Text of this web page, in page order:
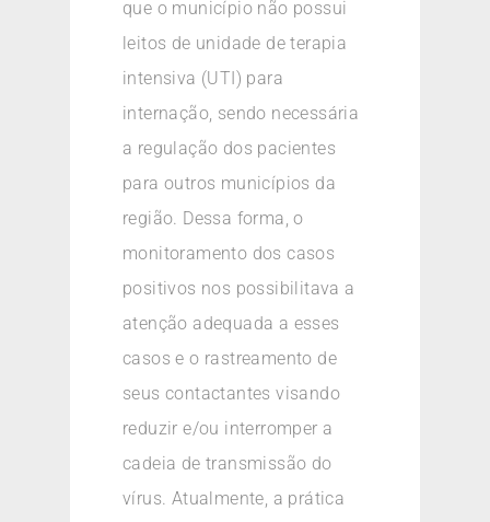
que o município não possui
leitos de unidade de terapia
intensiva (UTI) para
internação, sendo necessária
a regulação dos pacientes
para outros municípios da
região. Dessa forma, o
monitoramento dos casos
positivos nos possibilitava a
atenção adequada a esses
casos e o rastreamento de
seus contactantes visando
reduzir e/ou interromper a
cadeia de transmissão do
vírus. Atualmente, a prática